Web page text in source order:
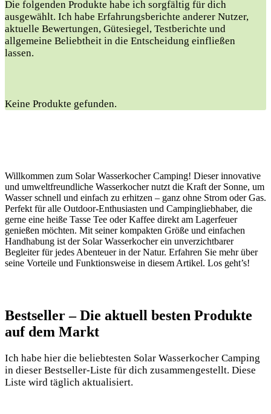
Die folgenden Produkte habe ich sorgfältig für dich
ausgewählt. Ich habe ⁤Erfahrungsberichte anderer Nutzer,
aktuelle⁣ Bewertungen, Gütesiegel, Testberichte und
allgemeine Beliebtheit in ​die Entscheidung einfließen
lassen.
Keine Produkte gefunden.
Willkommen zum Solar Wasserkocher Camping! Dieser innovative
und umweltfreundliche Wasserkocher nutzt die Kraft der Sonne, um
Wasser schnell und einfach zu erhitzen – ganz ohne Strom oder Gas.
Perfekt für alle Outdoor-Enthusiasten und Campingliebhaber, die
gerne eine heiße Tasse Tee oder Kaffee direkt am Lagerfeuer
genießen möchten. Mit seiner kompakten Größe und einfachen
Handhabung ist der Solar Wasserkocher ein unverzichtbarer
Begleiter für jedes Abenteuer in der Natur. Erfahren Sie mehr über
seine Vorteile und Funktionsweise in diesem Artikel. Los geht’s!
Bestseller – ‌Die aktuell besten Produkte
auf dem​ Markt
Ich habe⁤ hier die‍ beliebtesten Solar Wasserkocher Camping
in dieser ​Bestseller-Liste für dich zusammengestellt. Diese‍
Liste‌ wird täglich aktualisiert.